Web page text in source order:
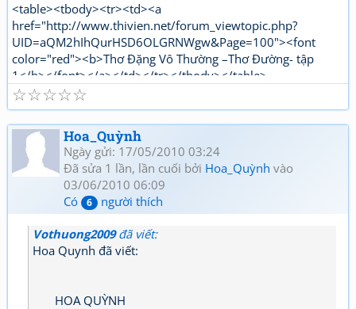
<table><tbody><tr><td><a
href="http://www.thivien.net/forum_viewtopic.php?
UID=aQM2hIhQurHSD6OLGRNWgw&Page=100"><font
color="red"><b>Thơ Đặng Vô Thường –Thơ Đường- tập
1</b></font></a></td></tr></tbody></table>
<table><tbody><tr><td><a
href="http://www.thivien.net/forum_viewtopic.php?
UID=1nPi_YLwNjj6jqJJ5OtTPg"><font color="red"><b>Thơ
Đặng Vô Thường Thơ mới - tập 1</b></font></a></td></tr>
</tbody></table>
☆
☆
☆
☆
☆
Hoa_Quỳnh
Ngày gửi: 17/05/2010 03:24
Đã sửa 1 lần, lần cuối bởi Hoa_Quỳnh vào
03/06/2010 06:09
Có
6 người thích
Vothuong2009đã viết:
Hoa Quynh đã viết:
HOA QUỲNH